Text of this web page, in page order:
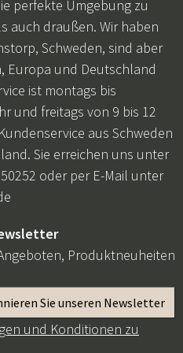
perfekte Umgebung zu
auch draußen. Wir haben
Schweden, sind aber
Europa und Deutschland
ist montags bis
und freitags von 9 bis 12
aus Schweden
Sie erreichen uns unter
oder per E-Mail unter
Produktneuheiten
und Konditionen zu